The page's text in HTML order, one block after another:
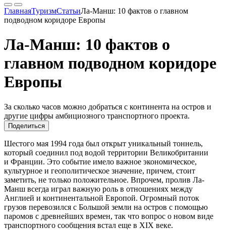
ГлавнаяТуризмСтатьиЛа-Манш: 10 фактов о главном
подводном коридоре Европы
Ла-Манш: 10 фактов о
главном подводном коридоре
Европы
За сколько часов можно добраться с континента на остров и
другие цифры амбициозного транспортного проекта.
Поделиться
Шестого мая 1994 года был открыт уникальный тоннель,
который соединил под водой территории Великобритании
и Франции. Это событие имело важное экономическое,
культурное и геополитическое значение, причем, стоит
заметить, не только положительное. Впрочем, пролив Ла-
Манш всегда играл важную роль в отношениях между
Англией и континентальной Европой. Огромный поток
грузов перевозился с Большой земли на остров с помощью
паромов с древнейших времен, так что вопрос о новом виде
транспортного сообщения встал еще в XIX веке.